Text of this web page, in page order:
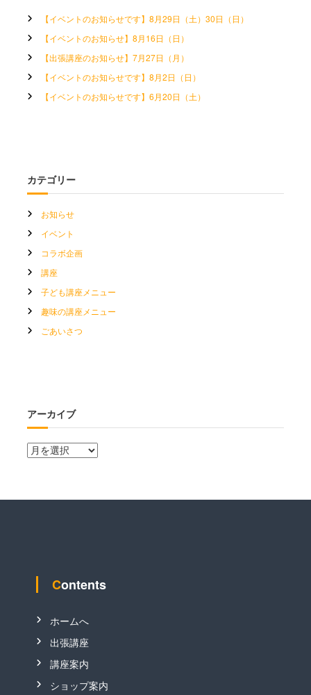
【イベントのお知らせです】8月29日（土）30日（日）
【イベントのお知らせ】8月16日（日）
【出張講座のお知らせ】7月27日（月）
【イベントのお知らせです】8月2日（日）
【イベントのお知らせです】6月20日（土）
カテゴリー
お知らせ
イベント
コラボ企画
講座
子ども講座メニュー
趣味の講座メニュー
ごあいさつ
アーカイブ
Contents
ホームへ
出張講座
講座案内
ショップ案内